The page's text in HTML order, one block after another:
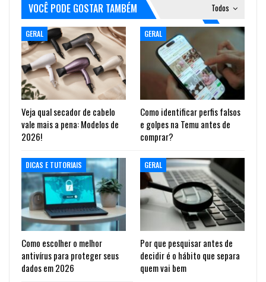
Todos
VOCÊ PODE GOSTAR TAMBÉM
GERAL
Veja qual secador de cabelo
vale mais a pena: Modelos de
2026!
GERAL
Como identificar perfis falsos
e golpes na Temu antes de
comprar?
DICAS E TUTORIAIS
Como escolher o melhor
antivírus para proteger seus
dados em 2026
GERAL
Por que pesquisar antes de
decidir é o hábito que separa
quem vai bem